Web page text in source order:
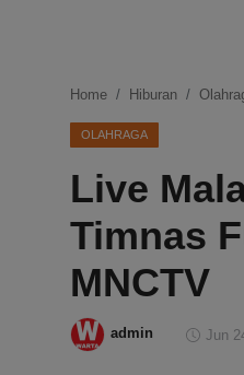
Ekonomi
Internasional
Teknologi
Hiburan
Kesehatan
Home Hiburan
OLAHRAGA
Live
Timnas
MNCTV
admin Jun